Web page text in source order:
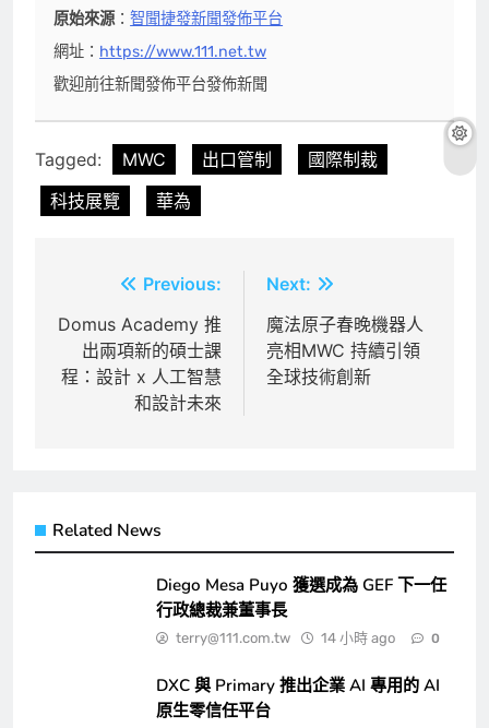
原始來源：智聞捷發新聞發佈平台
網址： https://www.111.net.tw
歡迎前往新聞發佈平台發佈新聞
Tagged: MWC 出口管制
國際制裁
科技展覽
華為
章
導
Previous:
Domus Academy 推
出兩項新的碩士課
程：設計 x 人工智慧
和設計未來
Next:
魔法原子春晚機器人
亮相MWC 持續引領
全球技術創新
Related News
Diego Mesa Puyo 獲選成為 GEF 下一任
行政總裁兼董事長
terry@111.com.tw 14 小時 ago 0
DXC 與 Primary 推出企業 AI 專用的 AI
原生零信任平台